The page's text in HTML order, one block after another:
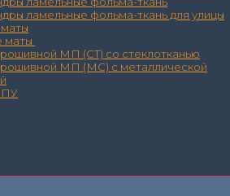
ламельные фольма-ткань для улицы
маты
МП (СТ) со стеклотканью
МП (МС) с металлической